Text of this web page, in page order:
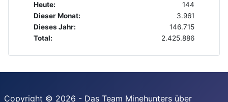
Heute:
144
Dieser Monat:
3.961
Dieses Jahr:
146.715
Total:
2.425.886
Copyright © 2026 - Das Team Minehunters über